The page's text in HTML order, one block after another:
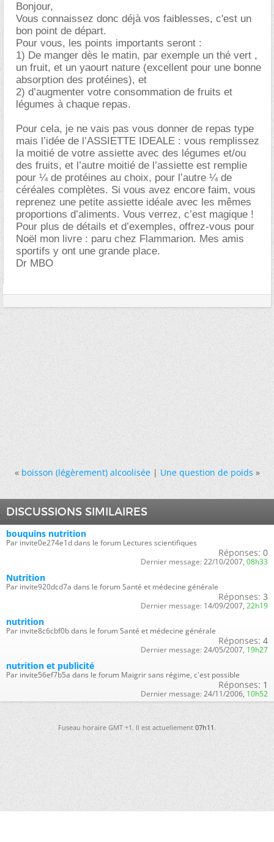
Bonjour,
Vous connaissez donc déjà vos faiblesses, c'est un
bon point de départ.
Pour vous, les points importants seront :
1) De manger dès le matin, par exemple un thé vert ,
un fruit, et un yaourt nature (excellent pour une bonne
absorption des protéines), et
2) d’augmenter votre consommation de fruits et
légumes à chaque repas.
Pour cela, je ne vais pas vous donner de repas type
mais l’idée de l’ASSIETTE IDEALE : vous remplissez
la moitié de votre assiette avec des légumes et/ou
des fruits, et l’autre moitié de l’assiette est remplie
pour ¼ de protéines au choix, pour l’autre ¼ de
céréales complètes. Si vous avez encore faim, vous
reprenez une petite assiette idéale avec les mêmes
proportions d’aliments. Vous verrez, c’est magique !
Pour plus de détails et d’exemples, offrez-vous pour
Noël mon livre : paru chez Flammarion. Mes amis
sportifs y ont une grande place.
Dr MBO
« boisson (légèrement) alcoolisée|Une question de poids »
DISCUSSIONS SIMILAIRES
bouquins nutrition
Par invite0e274e1d dans le forum Lectures scientifiques
Réponses: 0
Dernier message: 22/10/2007, 08h33
Nutrition
Par invite920dcd7a dans le forum Santé et médecine générale
Réponses: 3
Dernier message: 14/09/2007, 22h19
nutrition
Par invite8c6cbf0b dans le forum Santé et médecine générale
Réponses: 4
Dernier message: 24/05/2007, 19h27
nutrition et publicité
Par invite56ef7b5a dans le forum Maigrir sans régime, c'est possible
Réponses: 1
Dernier message: 24/11/2006, 10h52
Fuseau horaire GMT +1. Il est actuellement07h11.